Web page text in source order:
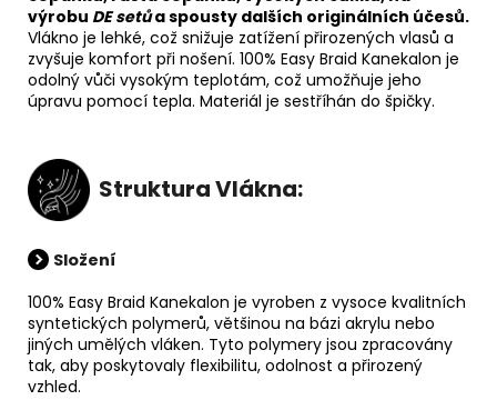
výrobu DE setůa spousty dalších originálních účesů.
Vlákno je lehké, což snižuje zatížení přirozených vlasů a
zvyšuje komfort při nošení. 100% Easy Braid Kanekalon je
odolný vůči vysokým teplotám, což umožňuje jeho
úpravu pomocí tepla. Materiál je sestříhán do špičky.
Struktura Vlákna:
Složení
100% Easy Braid Kanekalon je vyroben z vysoce kvalitních
syntetických polymerů, většinou na bázi akrylu nebo
jiných umělých vláken. Tyto polymery jsou zpracovány
tak, aby poskytovaly flexibilitu, odolnost a přirozený
vzhled.